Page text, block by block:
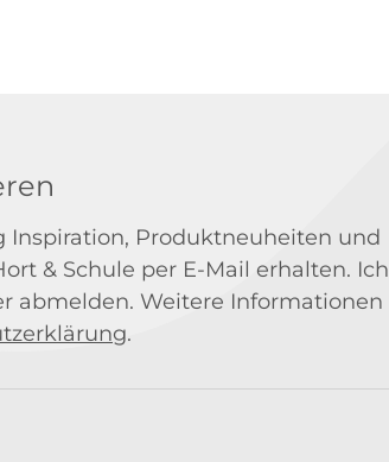
Inspiration, Produktneuheiten und
& Schule per E-Mail erhalten. Ich
abmelden. Weitere Informationen
.